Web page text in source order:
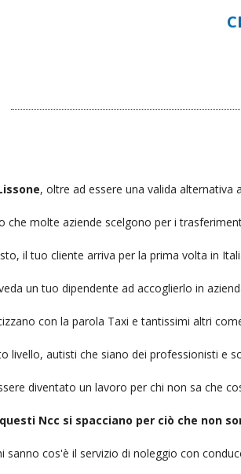
, oltre ad essere una valida alternativa
che molte aziende scelgono per i
il tuo cliente arriva per la prima volta in
un tuo dipendente ad accoglierlo in
con la parola Taxi e tantissimi altri
livello, autisti che siano dei professionisti e
diventato un lavoro per chi non sa che
Ncc si spacciano per ciò che non
sanno cos'è il servizio di noleggio con